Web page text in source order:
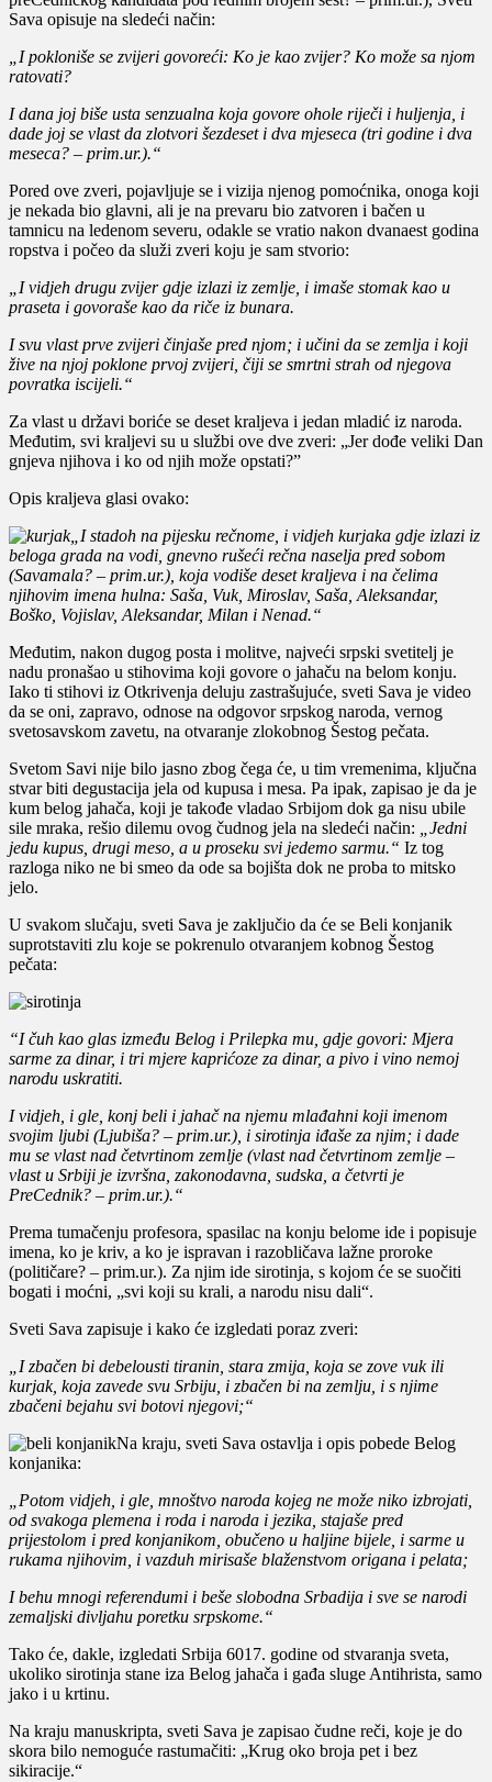
Sava opisuje na sledeći način:
„I pokloniše se zvijeri govoreći: Ko je kao zvijer? Ko može sa njom
ratovati?
I dana joj biše usta senzualna koja govore ohole riječi i huljenja, i
dade joj se vlast da zlotvori šezdeset i dva mjeseca (tri godine i dva
meseca? – prim.ur.).“
Pored ove zveri, pojavljuje se i vizija njenog pomoćnika, onoga koji
je nekada bio glavni, ali je na prevaru bio zatvoren i bačen u
tamnicu na ledenom severu, odakle se vratio nakon dvanaest godina
ropstva i počeo da služi zveri koju je sam stvorio:
„I vidjeh drugu zvijer gdje izlazi iz zemlje, i imaše stomak kao u
praseta i govoraše kao da riče iz bunara.
I svu vlast prve zvijeri činjaše pred njom; i učini da se zemlja i koji
žive na njoj poklone prvoj zvijeri, čiji se smrtni strah od njegova
povratka iscijeli.“
Za vlast u državi boriće se deset kraljeva i jedan mladić iz naroda.
Međutim, svi kraljevi su u službi ove dve zveri: „Jer dođe veliki Dan
gnjeva njihova i ko od njih može opstati?”
Opis kraljeva glasi ovako:
„I stadoh na pijesku rečnome, i vidjeh kurjaka gdje izlazi iz
beloga grada na vodi, gnevno rušeći rečna naselja pred sobom
(Savamala? – prim.ur.), koja vodiše deset kraljeva i na čelima
njihovim imena hulna: Saša, Vuk, Miroslav, Saša, Aleksandar,
Boško, Vojislav, Aleksandar, Milan i Nenad.“
Međutim, nakon dugog posta i molitve, najveći srpski svetitelj je
nadu pronašao u stihovima koji govore o jahaču na belom konju.
Iako ti stihovi iz Otkrivenja deluju zastrašujuće, sveti Sava je video
da se oni, zapravo, odnose na odgovor srpskog naroda, vernog
svetosavskom zavetu, na otvaranje zlokobnog Šestog pečata.
Svetom Savi nije bilo jasno zbog čega će, u tim vremenima, ključna
stvar biti degustacija jela od kupusa i mesa. Pa ipak, zapisao je da je
kum belog jahača, koji je takođe vladao Srbijom dok ga nisu ubile
sile mraka, rešio dilemu ovog čudnog jela na sledeći način: „Jedni
jedu kupus, drugi meso, a u proseku svi jedemo sarmu.“ Iz tog
razloga niko ne bi smeo da ode sa bojišta dok ne proba to mitsko
jelo.
U svakom slučaju, sveti Sava je zaključio da će se Beli konjanik
suprotstaviti zlu koje se pokrenulo otvaranjem kobnog Šestog
pečata:
“I čuh kao glas između Belog i Prilepka mu, gdje govori: Mjera
sarme za dinar, i tri mjere kaprićoze za dinar, a pivo i vino nemoj
narodu uskratiti.
I vidjeh, i gle, konj beli i jahač na njemu mlađahni koji imenom
svojim ljubi (Ljubiša? – prim.ur.), i sirotinja iđaše za njim; i dade
mu se vlast nad četvrtinom zemlje (vlast nad četvrtinom zemlje –
vlast u Srbiji je izvršna, zakonodavna, sudska, a četvrti je
PreCednik? – prim.ur.).“
Prema tumačenju profesora, spasilac na konju belome ide i popisuje
imena, ko je kriv, a ko je ispravan i razobličava lažne proroke
(političare? – prim.ur.). Za njim ide sirotinja, s kojom će se suočiti
bogati i moćni, „svi koji su krali, a narodu nisu dali“.
Sveti Sava zapisuje i kako će izgledati poraz zveri:
„I zbačen bi debelousti tiranin, stara zmija, koja se zove vuk ili
kurjak, koja zavede svu Srbiju, i zbačen bi na zemlju, i s njime
zbačeni bejahu svi botovi njegovi;“
Na kraju, sveti Sava ostavlja i opis pobede Belog
konjanika:
„Potom vidjeh, i gle, mnoštvo naroda kojeg ne može niko izbrojati,
od svakoga plemena i roda i naroda i jezika, stajaše pred
prijestolom i pred konjanikom, obučeno u haljine bijele, i sarme u
rukama njihovim, i vazduh mirisaše blaženstvom origana i pelata;
I behu mnogi referendumi i beše slobodna Srbadija i sve se narodi
zemaljski divljahu poretku srpskome.“
Tako će, dakle, izgledati Srbija 6017. godine od stvaranja sveta,
ukoliko sirotinja stane iza Belog jahača i gađa sluge Antihrista, samo
jako i u krtinu.
Na kraju manuskripta, sveti Sava je zapisao čudne reči, koje je do
skora bilo nemoguće rastumačiti: „Krug oko broja pet i bez
sikiracije.“